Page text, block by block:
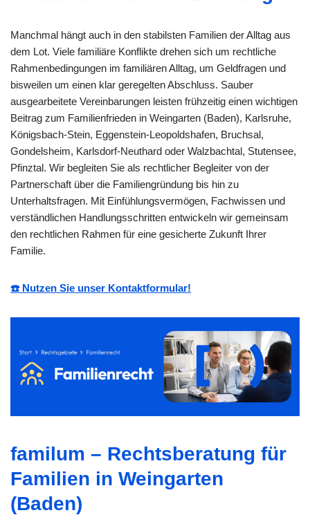
Manchmal hängt auch in den stabilsten Familien der Alltag aus
dem Lot. Viele familiäre Konflikte drehen sich um rechtliche
Rahmenbedingungen im familiären Alltag, um Geldfragen und
bisweilen um einen klar geregelten Abschluss. Sauber
ausgearbeitete Vereinbarungen leisten frühzeitig einen wichtigen
Beitrag zum Familienfrieden in Weingarten (Baden), Karlsruhe,
Königsbach-Stein, Eggenstein-Leopoldshafen, Bruchsal,
Gondelsheim, Karlsdorf-Neuthard oder Walzbachtal, Stutensee,
Pfinztal. Wir begleiten Sie als rechtlicher Begleiter von der
Partnerschaft über die Familiengründung bis hin zu
Unterhaltsfragen. Mit Einfühlungsvermögen, Fachwissen und
verständlichen Handlungsschritten entwickeln wir gemeinsam
den rechtlichen Rahmen für eine gesicherte Zukunft Ihrer
Familie.
☎️ Nutzen Sie unser Kontaktformular!
familum – Rechtsberatung für
Familien in Weingarten
(Baden)